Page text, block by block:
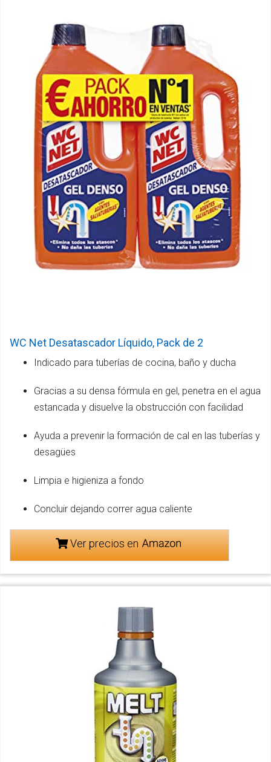
WC Net Desatascador Líquido, Pack de 2
Indicado para tuberías de cocina, baño y ducha
Gracias a su densa fórmula en gel, penetra en el agua
estancada y disuelve la obstrucción con facilidad
Ayuda a prevenir la formación de cal en las tuberías y
desagües
Limpia e higieniza a fondo
Concluir dejando correr agua caliente
Ver precios en